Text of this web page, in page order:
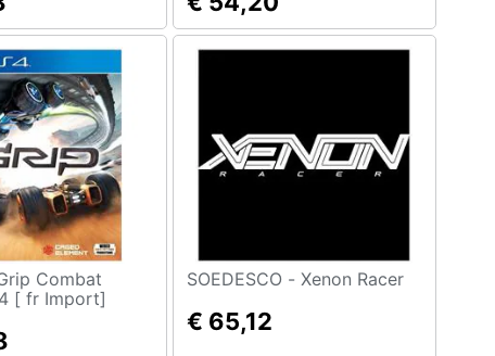
[ fr Import]
SOEDESCO - Xenon Racer
€ 65,12